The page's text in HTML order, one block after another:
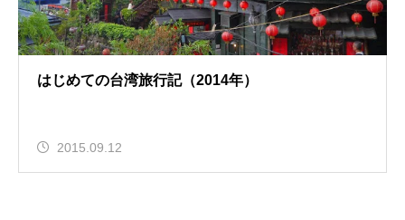
はじめての台湾旅行記（2014年）
2015.09.12